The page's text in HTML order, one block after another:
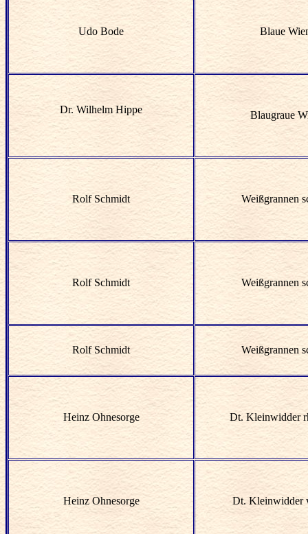
Udo Bode Blaue
Dr. Wilhelm Hippe Blaugraue
Rolf Schmidt Weißgrannen
Rolf Schmidt Weißgrannen
Rolf Schmidt Weißgrannen
Heinz Ohnesorge Dt. Kleinwidder
Heinz Ohnesorge Dt. Kleinwidder